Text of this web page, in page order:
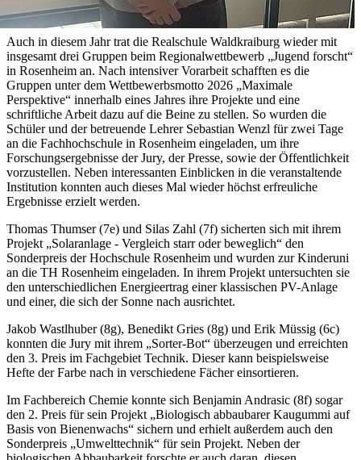
Auch in diesem Jahr trat die Realschule Waldkraiburg wieder mit
insgesamt drei Gruppen beim Regionalwettbewerb „Jugend forscht“
in Rosenheim an. Nach intensiver Vorarbeit schafften es die
Gruppen unter dem Wettbewerbsmotto 2026 „Maximale
Perspektive“ innerhalb eines Jahres ihre Projekte und eine
schriftliche Arbeit dazu auf die Beine zu stellen. So wurden die
Schüler und der betreuende Lehrer Sebastian Wenzl für zwei Tage
an die Fachhochschule in Rosenheim eingeladen, um ihre
Forschungsergebnisse der Jury, der Presse, sowie der Öffentlichkeit
vorzustellen. Neben interessanten Einblicken in die veranstaltende
Institution konnten auch dieses Mal wieder höchst erfreuliche
Ergebnisse erzielt werden.
Thomas Thumser (7e) und Silas Zahl (7f) sicherten sich mit ihrem
Projekt „Solaranlage - Vergleich starr oder beweglich“ den
Sonderpreis der Hochschule Rosenheim und wurden zur Kinderuni
an die TH Rosenheim eingeladen. In ihrem Projekt untersuchten sie
den unterschiedlichen Energieertrag einer klassischen PV-Anlage
und einer, die sich der Sonne nach ausrichtet.
Jakob Wastlhuber (8g), Benedikt Gries (8g) und Erik Müssig (6c)
konnten die Jury mit ihrem „Sorter-Bot“ überzeugen und erreichten
den 3. Preis im Fachgebiet Technik. Dieser kann beispielsweise
Hefte der Farbe nach in verschiedene Fächer einsortieren.
Im Fachbereich Chemie konnte sich Benjamin Andrasic (8f) sogar
den 2. Preis für sein Projekt „Biologisch abbaubarer Kaugummi auf
Basis von Bienenwachs“ sichern und erhielt außerdem auch den
Sonderpreis „Umwelttechnik“ für sein Projekt. Neben der